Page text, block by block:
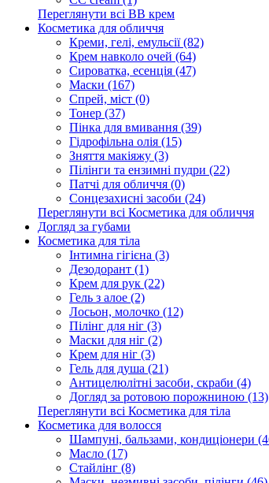
Переглянути всі BB крем
Косметика для обличчя
Креми, гелі, емульсії (82)
Крем навколо очей (64)
Сироватка, есенція (47)
Маски (167)
Спрей, міст (0)
Тонер (37)
Пінка для вмивання (39)
Гідрофільна олія (15)
Зняття макіяжу (3)
Пілінги та ензимні пудри (22)
Патчі для обличчя (0)
Сонцезахисні засоби (24)
Переглянути всі Косметика для обличчя
Догляд за губами
Косметика для тіла
Інтимна гігієна (3)
Дезодорант (1)
Крем для рук (22)
Гель з алое (2)
Лосьон, молочко (12)
Пілінг для ніг (3)
Маски для ніг (2)
Крем для ніг (3)
Гель для душа (21)
Антицелюлітні засоби, скраби (4)
Догляд за ротовою порожниною (13)
Переглянути всі Косметика для тіла
Косметика для волосся
Шампуні, бальзами, кондиціонери
Масло (17)
Стайлінг (8)